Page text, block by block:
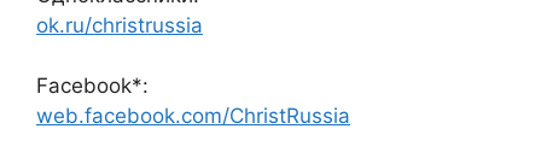
ok.ru/christrussia
Facebook*:
web.facebook.com/ChristRussia